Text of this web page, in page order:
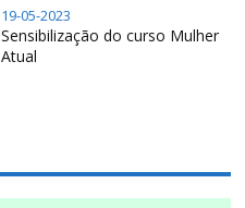
19-05-2023
Sensibilização do curso Mulher
Atual